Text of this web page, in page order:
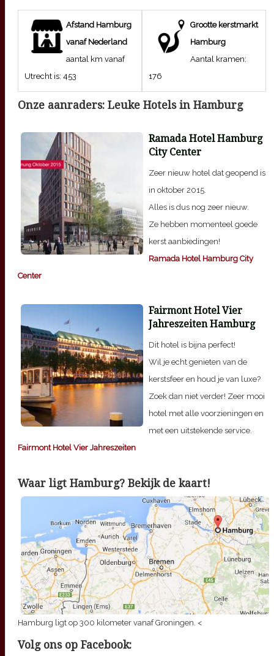
Afstand Hamburg
vanaf Nederland
aantal km vanaf
Utrecht is: 453
Grootte kerstmarkt
Hamburg
Aantal kramen:
176
Onze aanraders: Leuke Hotels in Hamburg
Ramada Hotel Hamburg
City Center
Zeer nieuw hotel dat geopend is
in oktober 2015.
Alles is dus nog zeer nieuw.
Ze hebben momenteel goede
kerst aanbiedingen!
Ramada Hotel Hamburg City
Center
Fairmont Hotel Vier
Jahreszeiten Hamburg
Dit hotel is bijna perfect!
Wil je echt genieten van de
kerstsfeer en houd je van luxe?
Zoek dan niet verder! Zeer mooi
hotel met alle voorzieningen en
met een uitstekende service.
Fairmont Hotel Vier Jahreszeiten
Waar ligt Hamburg? Bekijk de kaart!
Hamburg ligt op 300 kilometer vanaf Groningen. <
Volg ons op Facebook: